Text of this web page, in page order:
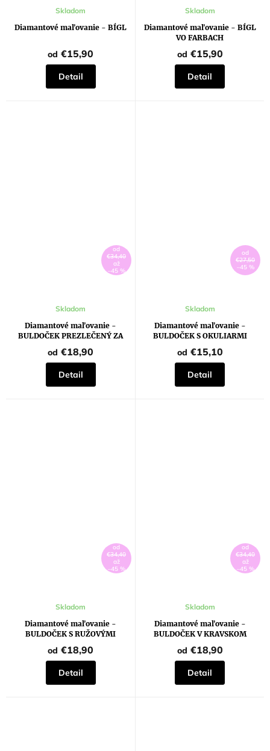
Diamantové maľovanie - BÍGL
Priemerné
produktu
z
5
hviezdičiek.
Skladom
od €15,90
Detail
Diamantové maľovanie - BÍGL
VO FARBACH
Skladom
od €15,90
Detail
od
€34,40
až
–45 %
Diamantové maľovanie -
BULDOČEK PREZLEČENÝ ZA
Skladom
od €18,90
Detail
od
€27,50
–45 %
Diamantové maľovanie -
BULDOČEK S OKULIARMI
Skladom
od €15,10
Detail
od
€34,40
až
–45 %
Diamantové maľovanie -
BULDOČEK S RUŽOVÝMI
OKULIARMI
Skladom
od €18,90
Detail
od
€34,40
až
–45 %
Diamantové maľovanie -
BULDOČEK V KRAVSKOM
PRESTROJENÍ
Skladom
od €18,90
Detail